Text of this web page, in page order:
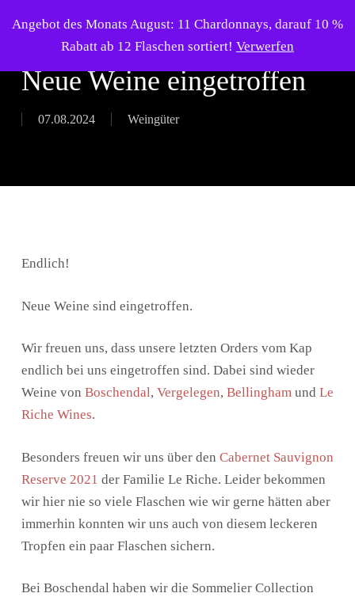
Angebot des Monats August: 11 Chardonnays, darauf 10 %
Rabatt ab 12 Flaschen sortiert! Verwerfen
content
search
Neue Weine eingetroffen
07.08.2024 Weingüter
Endlich!
Neue Weine sind eingetroffen.
Wir freuen uns, dass unsere letzten Orders vom Kap
endlich bei uns eingetroffen sind. Dabei sind wieder
Weine von Boschendal, Vergelegen, Bellinghamund Le
Riche Wines.
Besonders freuen wir uns über den Cabernet Sauvignon
Reserve 2021 der Familie Le Riche. Leider bekommen
wir hier nie so viele Flaschen wie wir gerne hätten aber
immerhin konnten wir uns auch von diesem leckeren
Tropfen ein paar Flaschen sichern.
Bei Boschendal haben wir die Sommelier Collection